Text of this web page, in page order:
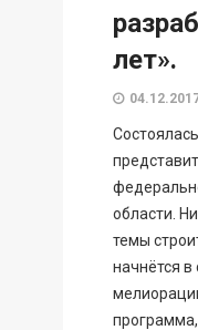
лет».
области.
темы
начнётся